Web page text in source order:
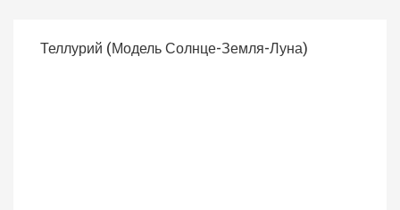
Теллурий (Модель Солнце-Земля-Луна)